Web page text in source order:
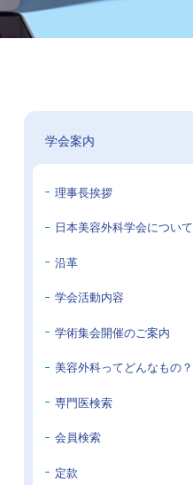
学会案内
理事長挨拶
日本美容外科学会について
沿革
学会活動内容
学術集会開催のご案内
美容外科ってどんなもの？
専門医検索
会員検索
定款